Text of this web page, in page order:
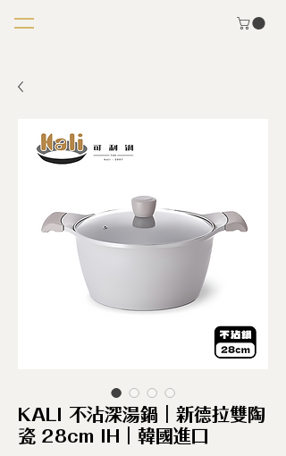
KALI 不沾深湯鍋｜新德拉雙陶
瓷 28cm IH｜韓國進口